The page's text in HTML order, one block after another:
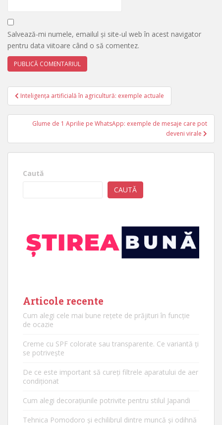
Salvează-mi numele, emailul și site-ul web în acest navigator
pentru data viitoare când o să comentez.
Navigare
în
articole
Inteligența artificială în agricultură: exemple actuale
Glume de 1 Aprilie pe WhatsApp: exemple de mesaje care pot
deveni virale
Caută
CAUTĂ
Articole recente
Cum alegi cele mai bune rețete de prăjituri în funcție
de ocazie
Creme cu SPF colorate sau transparente. Ce variantă ți
se potrivește
De ce este important să cureți filtrele aparatului de aer
condiționat
Cum alegi decorațiunile potrivite pentru stilul Japandi
Tehnica Pomodoro și echilibrul dintre muncă și odihnă